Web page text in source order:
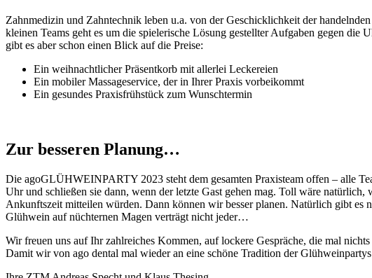
Zahnmedizin und Zahntechnik leben u.a. von der Geschicklichkeit der
kleinen Teams geht es um die spielerische Lösung gestellter Aufgaben gegen
gibt es aber schon einen Blick auf die Preise:
Ein weihnachtlicher Präsentkorb mit allerlei Leckereien
Ein mobiler Massageservice, der in Ihrer Praxis vorbeikommt
Ein gesundes Praxisfrühstück zum Wunschtermin
Zur besseren Planung…
Die agoGLÜHWEINPARTY 2023 steht dem gesamten Praxisteam offen – alle
Uhr und schließen sie dann, wenn der letzte Gast gehen mag. Toll wäre
Ankunftszeit mitteilen würden. Dann können wir besser planen. Natürlich gibt
Glühwein auf nüchternen Magen verträgt nicht jeder…
Wir freuen uns auf Ihr zahlreiches Kommen, auf lockere Gespräche, die mal
Damit wir von ago dental mal wieder an eine schöne Tradition der